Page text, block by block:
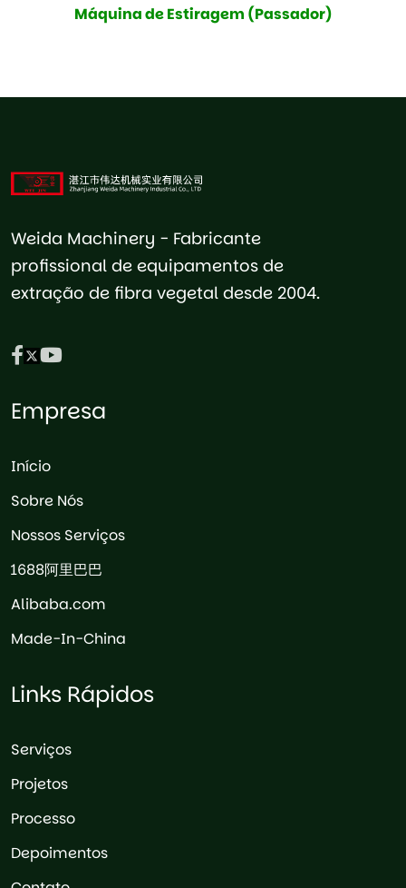
Máquina de Estiragem (Passador)
Weida Machinery - Fabricante
profissional de equipamentos de
extração de fibra vegetal desde 2004.
Empresa
Início
Sobre Nós
Nossos Serviços
1688阿里巴巴
Alibaba.com
Made-In-China
Links Rápidos
Serviços
Projetos
Processo
Depoimentos